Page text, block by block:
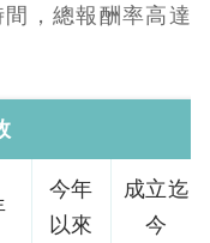
，總報酬率高達
今年
以來
成立迄
今